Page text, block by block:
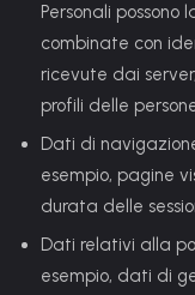
Personali
combinate con
ricevute dai
profili delle
Dati di
esempio, pagine
durata delle
Dati relativi alla
esempio, dati di